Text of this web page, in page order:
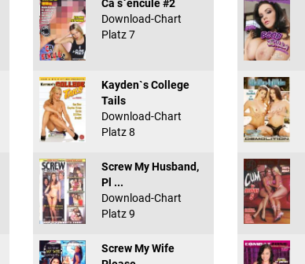
Ca s`encule #2
Download-Chart
Platz 7
Kayden`s College
Tails
Download-Chart
Platz 8
Screw My Husband,
Pl ...
Download-Chart
Platz 9
Screw My Wife